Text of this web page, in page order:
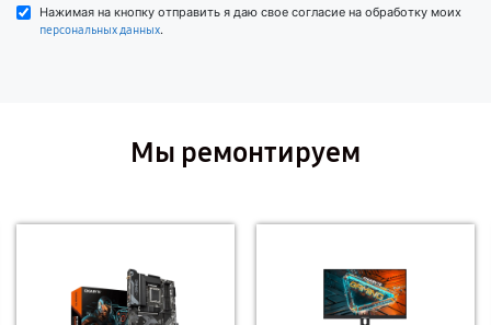
Нажимая на кнопку отправить я даю свое согласие на обработку моих
персональных данных.
Мы ремонтируем